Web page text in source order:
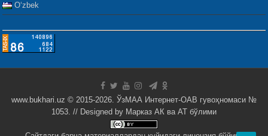
Oʻzbek
www.bukhari.uz © 2015-2026. ЎзМАА Интернет-ОАВ гувоҳномаси №
1053. // Designed by Марказ АК ва АТ бўлими